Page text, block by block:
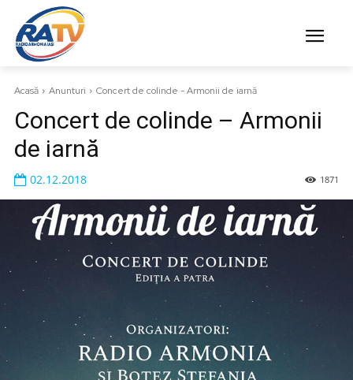
Acasă Anunturi Concert de colinde - Armonii de iarnă
Concert de colinde – Armonii
de iarnă
1871
02.12.2018